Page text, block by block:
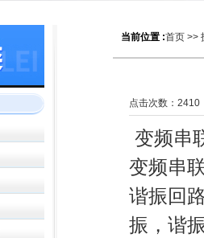
当前位置 :首页 >>
点击次数： 2410
变频串
变频串
谐振回
振，谐